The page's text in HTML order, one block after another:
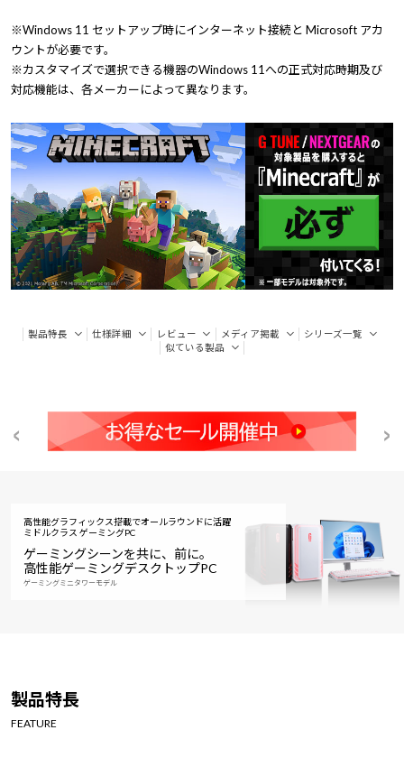
※Windows 11 セットアップ時にインターネット接続と Microsoft アカ
ウントが必要です。
※カスタマイズで選択できる機器のWindows 11への正式対応時期及び
対応機能は、各メーカーによって異なります。
製品特長 仕様詳細 レビュー メディア掲載
シリーズ一覧
似ている製品
高性能グラフィックス搭載でオールラウンドに活躍
ミドルクラス ゲーミングPC
ゲーミングシーンを共に、前に。
高性能ゲーミングデスクトップPC
ゲーミングミニタワーモデル
製品特長
FEATURE